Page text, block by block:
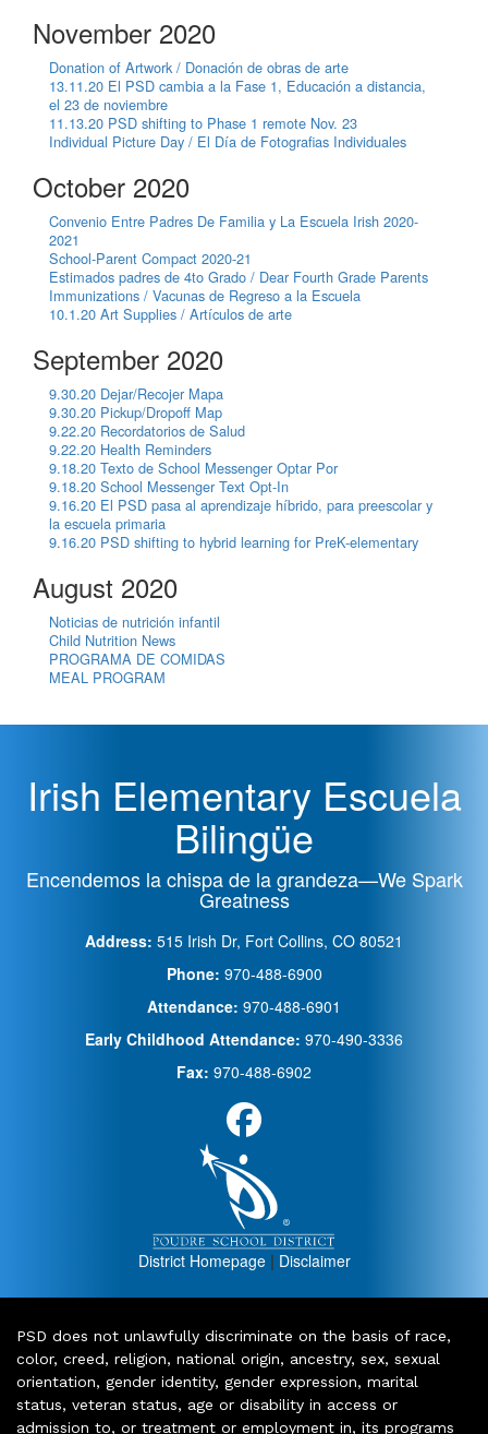
November 2020
Donation of Artwork / Donación de obras de arte
13.11.20 El PSD cambia a la Fase 1, Educación a distancia,
el 23 de noviembre
11.13.20 PSD shifting to Phase 1 remote Nov. 23
Individual Picture Day / El Día de Fotografias Individuales
October 2020
Convenio Entre Padres De Familia y La Escuela Irish 2020-
2021
School-Parent Compact 2020-21
Estimados padres de 4to Grado / Dear Fourth Grade Parents
Immunizations / Vacunas de Regreso a la Escuela
10.1.20 Art Supplies / Artículos de arte
September 2020
9.30.20 Dejar/Recojer Mapa
9.30.20 Pickup/Dropoff Map
9.22.20 Recordatorios de Salud
9.22.20 Health Reminders
9.18.20 Texto de School Messenger Optar Por
9.18.20 School Messenger Text Opt-In
9.16.20 El PSD pasa al aprendizaje híbrido, para preescolar y
la escuela primaria
9.16.20 PSD shifting to hybrid learning for PreK-elementary
August 2020
Noticias de nutrición infantil
Child Nutrition News
PROGRAMA DE COMIDAS
MEAL PROGRAM
Irish Elementary Escuela
Bilingüe
Encendemos la chispa de la grandeza—We Spark
Greatness
Address: 515 Irish Dr, Fort Collins, CO 80521
Phone: 970-488-6900
Attendance: 970-488-6901
Early Childhood Attendance: 970-490-3336
Fax: 970-488-6902
District Homepage| Disclaimer
PSD does not unlawfully discriminate on the basis of race,
color, creed, religion, national origin, ancestry, sex, sexual
orientation, gender identity, gender expression, marital
status, veteran status, age or disability in access or
admission to, or treatment or employment in, its programs